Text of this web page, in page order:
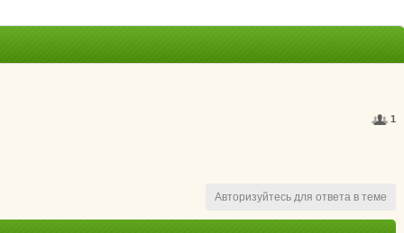
1
Авторизуйтесь для ответа в теме